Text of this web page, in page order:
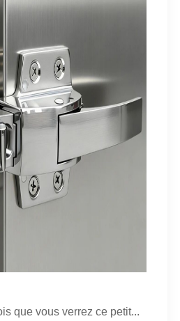
que vous verrez ce petit...